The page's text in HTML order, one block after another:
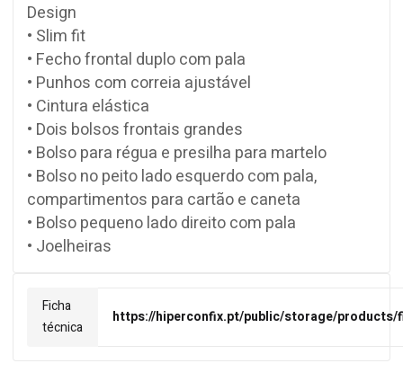
Design
• Slim fit
• Fecho frontal duplo com pala
• Punhos com correia ajustável
• Cintura elástica
• Dois bolsos frontais grandes
• Bolso para régua e presilha para martelo
• Bolso no peito lado esquerdo com pala,
compartimentos para cartão e caneta
• Bolso pequeno lado direito com pala
• Joelheiras
Ficha
técnica
https://hiperconfix.pt/public/storage/products/